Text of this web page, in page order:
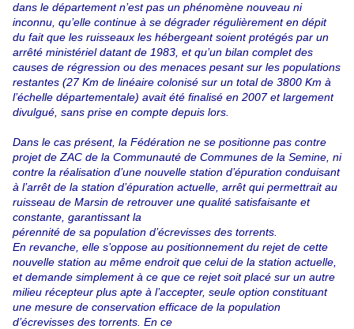
dans le département n’est pas un phénomène nouveau ni
inconnu, qu’elle continue à se dégrader régulièrement en dépit
du fait que les ruisseaux les hébergeant soient protégés par un
arrêté ministériel datant de 1983, et qu’un bilan complet des
causes de régression ou des menaces pesant sur les populations
restantes (27 Km de linéaire colonisé sur un total de 3800 Km à
l’échelle départementale) avait été finalisé en 2007 et largement
divulgué, sans prise en compte depuis lors.
Dans le cas présent, la Fédération ne se positionne pas contre
projet de ZAC de la Communauté de Communes de la Semine, ni
contre la réalisation d’une nouvelle station d’épuration conduisant
à l’arrêt de la station d’épuration actuelle, arrêt qui permettrait au
ruisseau de Marsin de retrouver une qualité satisfaisante et
constante, garantissant la
pérennité de sa population d’écrevisses des torrents.
En revanche, elle s’oppose au positionnement du rejet de cette
nouvelle station au même endroit que celui de la station actuelle,
et demande simplement à ce que ce rejet soit placé sur un autre
milieu récepteur plus apte à l’accepter, seule option constituant
une mesure de conservation efficace de la population
d’écrevisses des torrents. En ce